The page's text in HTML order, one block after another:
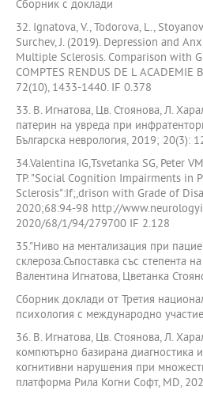
Сборник с доклади
32. Ignatova, V., Todorova, L.,
Surchev, J. (2019). Depression and
Multiple Sclerosis. Comparison with
COMPTES RENDUS DE L ACADEMIE
72(10), 1433-1440. IF 0.378
33. В. Игнатова, Цв. Стоянова, Л.
патерин на увреда при
Българска неврология, 2019; 20(3):
34.Valentina IG,Tsvetanka SG, Peter
TP. "Social Cognition Impairments in
Sclerosis":If;,drison with Grade of
2020;68:94-98 http://
2020/68/1/94/279700 IF 2.128
35."Ниво на ментализация при
склероза.Съпоставка със степента
Валентина Игнатова, Цветанка
Сборник доклади от Третия
психология с международно
36. В. Игнатова, Цв. Стоянова, Л.
компютърно базирана диагностика
когнитивни нарушения при
платформа Рила Когни Софт, MD,